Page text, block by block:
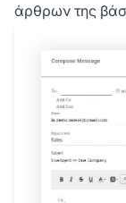
άρθρων της